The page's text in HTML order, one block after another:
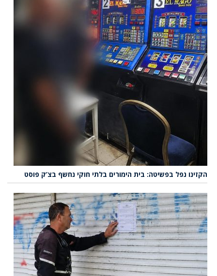
הקזינו נפל בפשיטה: בית הימורים בלתי חוקי נחשף בצ’ק פוסט